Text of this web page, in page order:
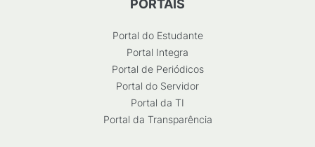
PORTAIS
Portal do Estudante
Portal Integra
Portal de Periódicos
Portal do Servidor
Portal da TI
Portal da Transparência